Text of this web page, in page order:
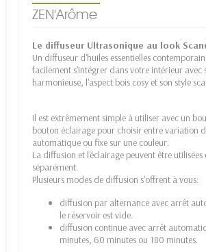
ZEN'Arôme
Le diffuseur Ultrasonique au look
Un diffuseur d'huiles essentielles
facilement s’intégrer dans votre intérieur avec
harmonieuse, l'aspect bois cosy et son style
Il est extrêmement simple à utiliser avec un
bouton éclairage pour choisir entre variation
automatique ou fixe sur une couleur.
La diffusion et l'éclairage peuvent être utilisées
séparément.
Plusieurs modes de diffusion s'offrent à vous:
diffusion par alternance avec arrêt
le réservoir est vide.
diffusion continue avec arrêt
minutes, 60 minutes ou 180 minutes.